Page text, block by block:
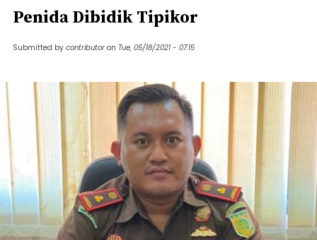
Penida Dibidik Tipikor
Submitted by contributor on Tue, 05/18/2021 - 07:15